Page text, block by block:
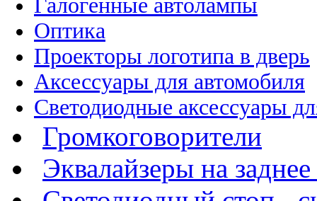
Галогенные автолампы
Оптика
Проекторы логотипа в дверь
Аксессуары для автомобиля
Светодиодные аксессуары
Громкоговорители
Эквалайзеры на заднее